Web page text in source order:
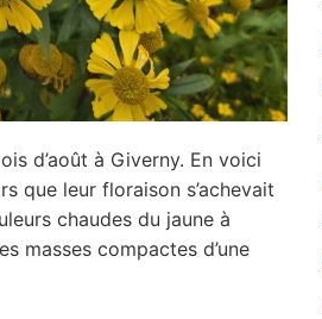
d’août à Giverny. En voici
que leur floraison s’achevait
chaudes du jaune à
masses compactes d’une